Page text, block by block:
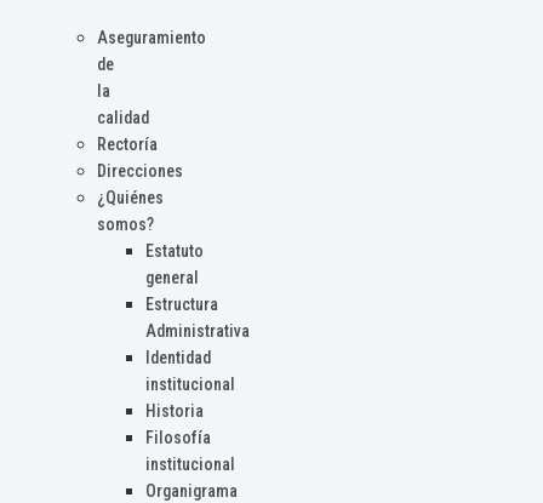
Aseguramiento
de
la
calidad
Rectoría
Direcciones
¿Quiénes
somos?
Estatuto
general
Estructura
Administrativa
Identidad
institucional
Historia
Filosofía
institucional
Organigrama